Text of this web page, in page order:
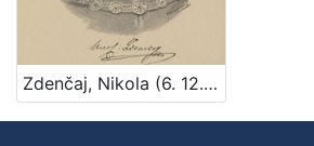
Zdenčaj, Nikola (6. 12. 1775. – 28. 4. 1854.)